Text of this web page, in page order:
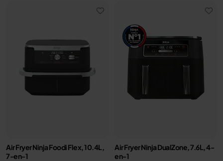
Air Fryer Ninja Foodi Flex, 10.4L,
7-en-1
Air Fryer Ninja DualZone, 7.6L, 4-
en-1